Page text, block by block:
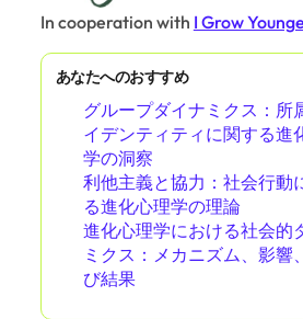
In cooperation with I Grow
あなたへのおすすめ
グループダイナミクス：所
イデンティティに関する進
学の洞察
利他主義と協力：社会行動
る進化心理学の理論
進化心理学における社会的
ミクス：メカニズム、影響
び結果